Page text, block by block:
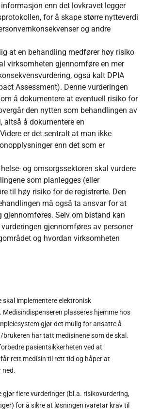
enn det lovkravet legger
for å skape større nytteverdi
og andre
at en behandling medfører høy risiko
virksomheten gjennomføre en mer
også kalt DPIA
Assessment). Denne vurderingen
å dokumentere at eventuell risiko for
den nytten som behandlingen av
altså å dokumentere en
er det sentralt at man ikke
enn det som er
og omsorgssektoren skal vurdere
som planlegges (eller
til høy risiko for de registrerte. Den
må også ta ansvar for at
gjennomføres. Selv om bistand kan
gjennomføres av personer
og hvordan virksomheten
skal implementere elektronisk
plasseres hjemme hos
gjør det mulig for ansatte å
brukeren har tatt medisinene som de skal.
pasientsikkerheten ved at
rett medisin til rett tid og håper at
ned.
gjør flere vurderinger (bl.a. risikovurdering,
for å sikre at løsningen ivaretar krav til